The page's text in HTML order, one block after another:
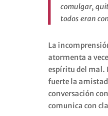
comulgar,
todos eran
La
atormenta a
espíritu del mal.
fuerte la
conversación
comunica con